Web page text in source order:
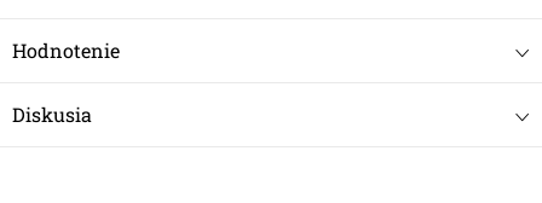
Hodnotenie
Diskusia